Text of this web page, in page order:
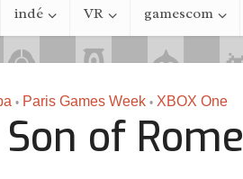
indé VR gamescom
• Paris Games Week • XBOX One
of Rome